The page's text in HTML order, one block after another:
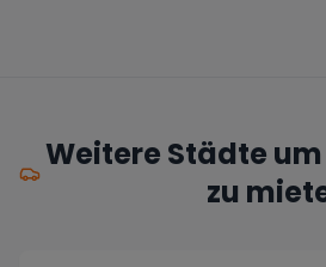
Weitere Städte
zu